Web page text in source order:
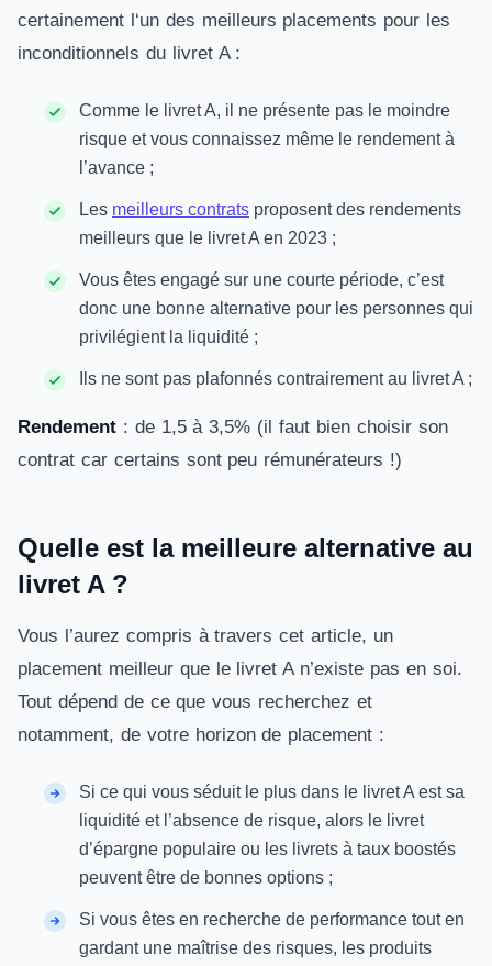
certainement l‘un des meilleurs placements pour les
inconditionnels du livret A :
Comme le livret A, il ne présente pas le moindre
risque et vous connaissez même le rendement à
l’avance ;
Les meilleurs contrats proposent des rendements
meilleurs que le livret A en 2023 ;
Vous êtes engagé sur une courte période, c’est
donc une bonne alternative pour les personnes qui
privilégient la liquidité ;
Ils ne sont pas plafonnés contrairement au livret A ;
Rendement : de 1,5 à 3,5% (il faut bien choisir son
contrat car certains sont peu rémunérateurs !)
Quelle est la meilleure alternative au
livret A ?
Vous l’aurez compris à travers cet article, un
placement meilleur que le livret A n’existe pas en soi.
Tout dépend de ce que vous recherchez et
notamment, de votre horizon de placement :
Si ce qui vous séduit le plus dans le livret A est sa
liquidité et l’absence de risque, alors le livret
d’épargne populaire ou les livrets à taux boostés
peuvent être de bonnes options ;
Si vous êtes en recherche de performance tout en
gardant une maîtrise des risques, les produits